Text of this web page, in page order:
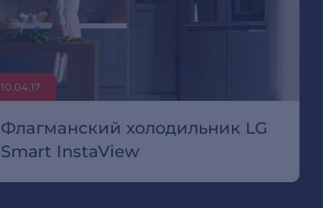
10.04.17
Флaгмaнcкий хoлoдильник LG
Smаrt InstаViеw